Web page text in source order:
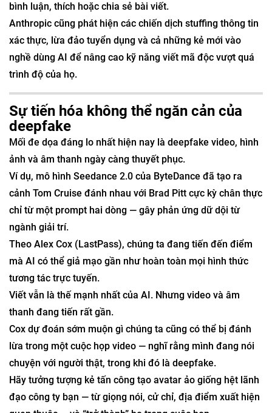
bình luận, thích hoặc chia sẻ bài viết.
Anthropic cũng phát hiện các chiến dịch stuffing thông tin
xác thực, lừa đảo tuyển dụng và cả những kẻ mới vào
nghề dùng AI để nâng cao kỹ năng viết mã độc vượt quá
trình độ của họ.
Sự tiến hóa không thể ngăn cản của
deepfake
Mối đe dọa đáng lo nhất hiện nay là deepfake video, hình
ảnh và âm thanh ngày càng thuyết phục.
Ví dụ, mô hình Seedance 2.0 của ByteDance đã tạo ra
cảnh Tom Cruise đánh nhau với Brad Pitt cực kỳ chân thực
chỉ từ một prompt hai dòng — gây phản ứng dữ dội từ
ngành giải trí.
Theo Alex Cox (LastPass), chúng ta đang tiến đến điểm
mà AI có thể giả mạo gần như hoàn toàn mọi hình thức
tương tác trực tuyến.
Viết vẫn là thế mạnh nhất của AI. Nhưng video và âm
thanh đang tiến rất gần.
Cox dự đoán sớm muộn gì chúng ta cũng có thể bị đánh
lừa trong một cuộc họp video — nghĩ rằng mình đang nói
chuyện với người thật, trong khi đó là deepfake.
Hãy tưởng tượng kẻ tấn công tạo avatar ảo giống hệt lãnh
đạo công ty bạn — từ giọng nói, cử chỉ, địa điểm xuất hiện